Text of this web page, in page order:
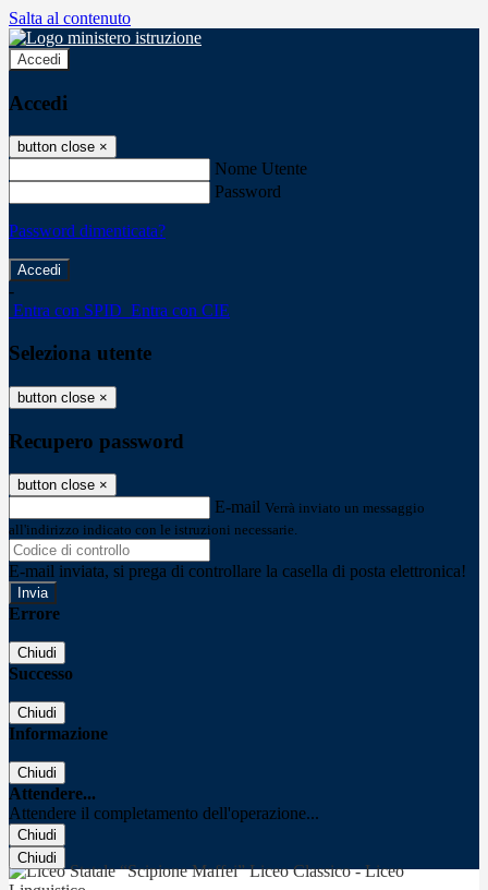
Salta al contenuto
Accedi
Accedi
button close ×
Nome Utente
Password
Password dimenticata?
-
Entra con SPID Entra con CIE
Seleziona utente
button close ×
Recupero password
button close ×
E-mail Verrà inviato un messaggio
all'indirizzo indicato con le istruzioni necessarie.
E-mail inviata, si prega di controllare la casella di posta elettronica!
Errore
Chiudi
Successo
Chiudi
Informazione
Chiudi
Attendere...
Attendere il completamento dell'operazione...
Chiudi
Chiudi